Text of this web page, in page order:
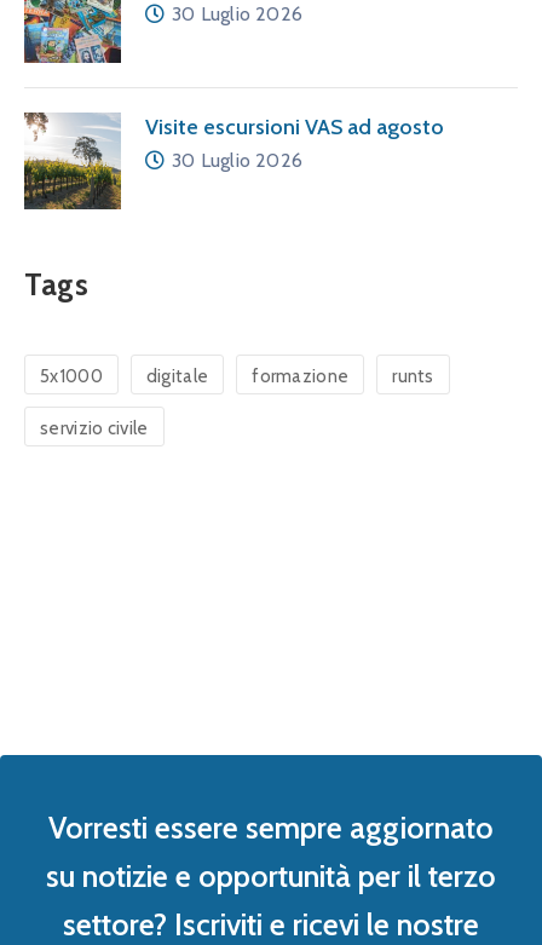
30 Luglio 2026
Visite escursioni VAS ad agosto
30 Luglio 2026
Tags
5x1000 digitale formazione runts
servizio civile
Vorresti essere sempre aggiornato
su notizie e opportunità per il terzo
settore? Iscriviti e ricevi le nostre